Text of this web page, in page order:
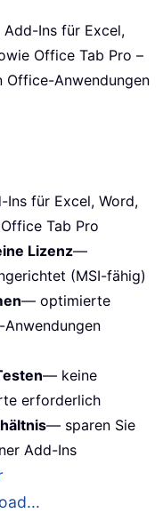
Ins für Excel,
Office Tab Pro –
Office-Anwendungen
für Excel, Word,
Tab Pro
Lizenz—
(MSI-fähig)
— optimierte
— keine
erforderlich
— sparen Sie
Add-Ins